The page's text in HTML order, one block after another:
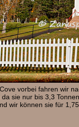
vorbei fahren wir
sie nur bis 3,3
wir können sie für